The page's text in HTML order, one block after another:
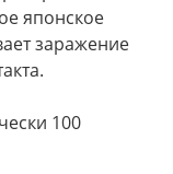
японское
заражение
100